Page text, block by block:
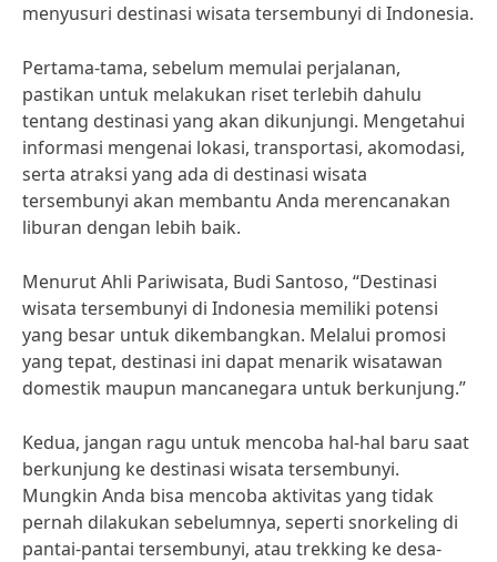
menyusuri destinasi wisata tersembunyi di Indonesia.
Pertama-tama, sebelum memulai perjalanan,
pastikan untuk melakukan riset terlebih dahulu
tentang destinasi yang akan dikunjungi. Mengetahui
informasi mengenai lokasi, transportasi, akomodasi,
serta atraksi yang ada di destinasi wisata
tersembunyi akan membantu Anda merencanakan
liburan dengan lebih baik.
Menurut Ahli Pariwisata, Budi Santoso, “Destinasi
wisata tersembunyi di Indonesia memiliki potensi
yang besar untuk dikembangkan. Melalui promosi
yang tepat, destinasi ini dapat menarik wisatawan
domestik maupun mancanegara untuk berkunjung.”
Kedua, jangan ragu untuk mencoba hal-hal baru saat
berkunjung ke destinasi wisata tersembunyi.
Mungkin Anda bisa mencoba aktivitas yang tidak
pernah dilakukan sebelumnya, seperti snorkeling di
pantai-pantai tersembunyi, atau trekking ke desa-